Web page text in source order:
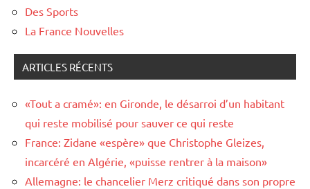
Des Sports
La France Nouvelles
ARTICLES RÉCENTS
«Tout a cramé»: en Gironde, le désarroi d’un habitant
qui reste mobilisé pour sauver ce qui reste
France: Zidane «espère» que Christophe Gleizes,
incarcéré en Algérie, «puisse rentrer à la maison»
Allemagne: le chancelier Merz critiqué dans son propre